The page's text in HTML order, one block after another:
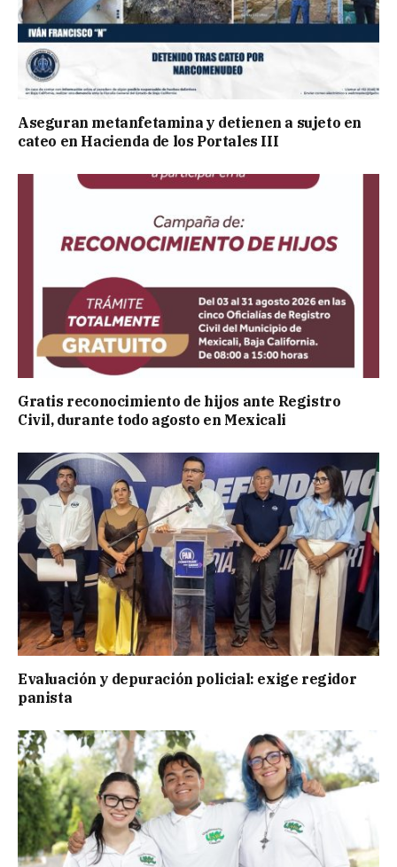
Aseguran metanfetamina y detienen a sujeto en
cateo en Hacienda de los Portales III
Gratis reconocimiento de hijos ante Registro
Civil, durante todo agosto en Mexicali
Evaluación y depuración policial: exige regidor
panista